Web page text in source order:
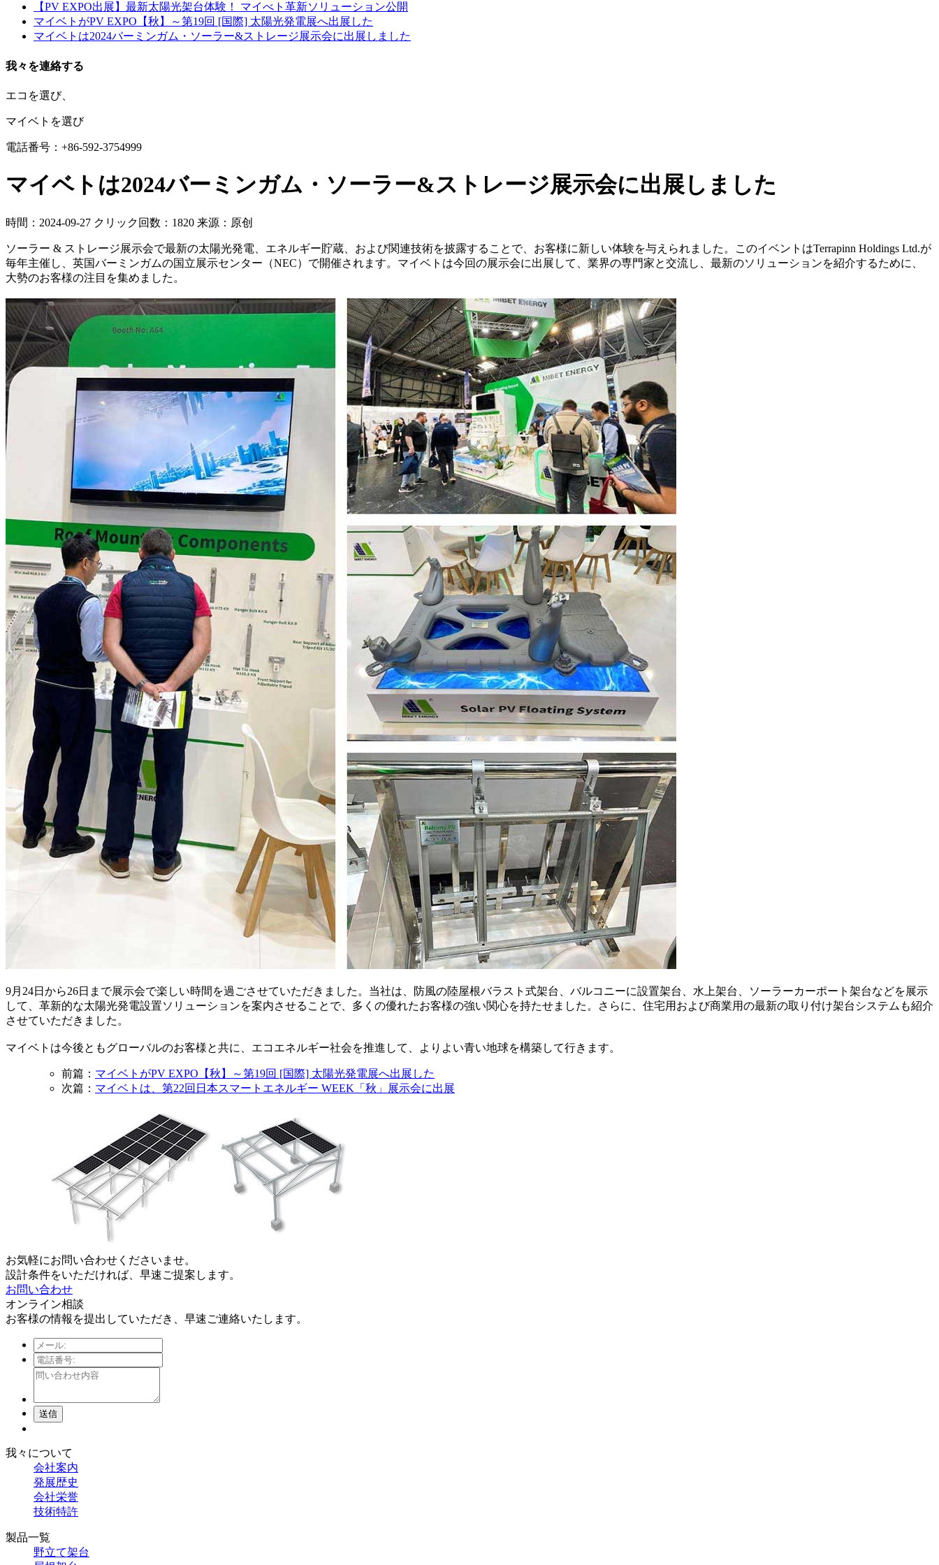
【PV EXPO出展】最新太陽光架台体験！ マイべト革新ソリューション公開
マイベトがPV EXPO【秋】～第19回 [国際] 太陽光発電展へ出展した
マイベトは2024バーミンガム・ソーラー&ストレージ展示会に出展しました
我々を連絡する
エコを選び、
マイベトを選び
電話番号：+86-592-3754999
マイベトは2024バーミンガム・ソーラー&ストレージ展示会に出展しました
時間：2024-09-27 クリック回数：1820 来源：原创
ソーラー & ストレージ展示会で最新の太陽光発電、エネルギー貯蔵、および関連技術を披露することで、お客様に新しい体験を与えられました。このイベントはTerrapinn Holdings Ltd.が
毎年主催し、英国バーミンガムの国立展示センター（NEC）で開催されます。マイベトは今回の展示会に出展して、業界の専門家と交流し、最新のソリューションを紹介するために、
大勢のお客様の注目を集めました。
9月24日から26日まで展示会で楽しい時間を過ごさせていただきました。当社は、防風の陸屋根バラスト式架台、バルコニーに設置架台、水上架台、ソーラーカーポート架台などを展示
して、革新的な太陽光発電設置ソリューションを案内させることで、多くの優れたお客様の強い関心を持たせました。さらに、住宅用および商業用の最新の取り付け架台システムも紹介
させていただきました。
マイベトは今後ともグローバルのお客様と共に、エコエネルギー社会を推進して、よりよい青い地球を構築して行きます。
前篇： マイベトがPV EXPO【秋】～第19回 [国際] 太陽光発電展へ出展した
次篇： マイベトは、第22回日本スマートエネルギー WEEK「秋」展示会に出展
お気軽にお問い合わせくださいませ。
設計条件をいただければ、早速ご提案します。
お問い合わせ
オンライン相談
お客様の情報を提出していただき、早速ご連絡いたします。
送信
我々について
会社案内
発展歴史
会社栄誉
技術特許
製品一覧
野立て架台